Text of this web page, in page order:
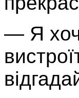
— Я